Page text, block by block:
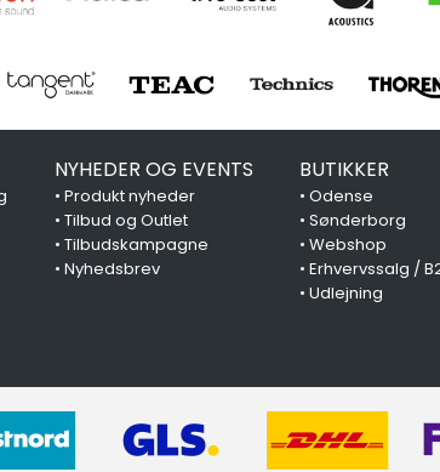
NYHEDER OG EVENTS
• Produkt nyheder
• Tilbud og Outlet
• Tilbudskampagne
• Nyhedsbrev
BUTIKKER
•Odense
•Sønderborg
•Webshop
•Erhvervssalg /
•Udlejning